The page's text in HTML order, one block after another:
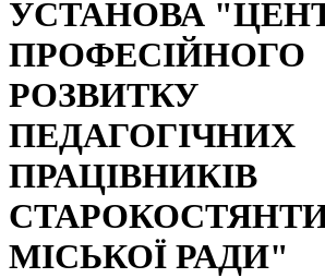
УСТАНОВА
ПРОФЕСІЙНОГО
РОЗВИТКУ
ПЕДАГОГІЧНИХ
ПРАЦІВНИКІВ
МІСЬКОЇ РАДИ"